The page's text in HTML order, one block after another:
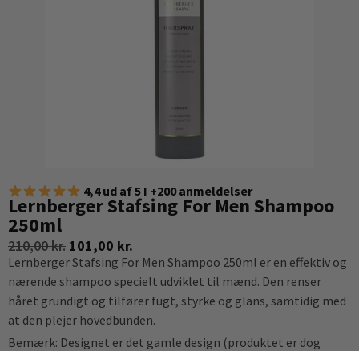
4,4 ud af 5 I +200 anmeldelser
Lernberger Stafsing For Men Shampoo
250ml
210,00kr. 101,00 kr.
Lernberger Stafsing For Men Shampoo 250ml er en effektiv og
nærende shampoo specielt udviklet til mænd. Den renser
håret grundigt og tilfører fugt, styrke og glans, samtidig med
at den plejer hovedbunden.
Bemærk: Designet er det gamle design (produktet er dog